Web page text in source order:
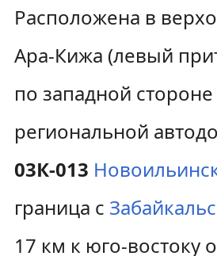
Расположена в
Ара-Кижа (левый
по западной стороне
региональной
03К-013
граница с
17 км к юго-востоку